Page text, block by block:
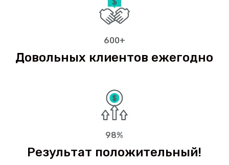
600+
Довольных клиентов ежегодно
98%
Результат положительный!